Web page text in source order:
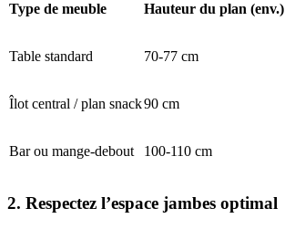
Type de meuble Hauteur du plan (env.)
Table standard 70-77 cm
Îlot central / plan snack90 cm
Bar ou mange-debout 100-110 cm
2. Respectez l’espace jambes optimal